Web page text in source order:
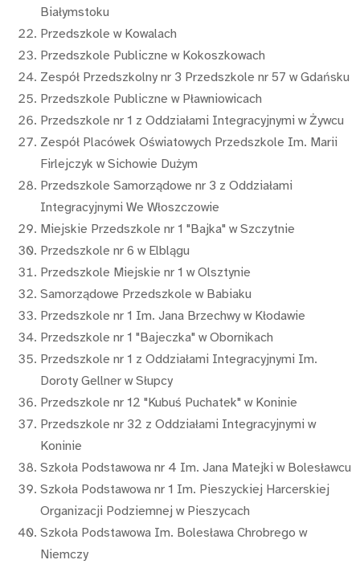
Białymstoku
Przedszkole w Kowalach
Przedszkole Publiczne w Kokoszkowach
Zespół Przedszkolny nr 3 Przedszkole nr 57 w Gdańsku
Przedszkole Publiczne w Pławniowicach
Przedszkole nr 1 z Oddziałami Integracyjnymi w Żywcu
Zespół Placówek Oświatowych Przedszkole Im. Marii
Firlejczyk w Sichowie Dużym
Przedszkole Samorządowe nr 3 z Oddziałami
Integracyjnymi We Włoszczowie
Miejskie Przedszkole nr 1 "Bajka" w Szczytnie
Przedszkole nr 6 w Elblągu
Przedszkole Miejskie nr 1 w Olsztynie
Samorządowe Przedszkole w Babiaku
Przedszkole nr 1 Im. Jana Brzechwy w Kłodawie
Przedszkole nr 1 "Bajeczka" w Obornikach
Przedszkole nr 1 z Oddziałami Integracyjnymi Im.
Doroty Gellner w Słupcy
Przedszkole nr 12 "Kubuś Puchatek" w Koninie
Przedszkole nr 32 z Oddziałami Integracyjnymi w
Koninie
Szkoła Podstawowa nr 4 Im. Jana Matejki w Bolesławcu
Szkoła Podstawowa nr 1 Im. Pieszyckiej Harcerskiej
Organizacji Podziemnej w Pieszycach
Szkoła Podstawowa Im. Bolesława Chrobrego w
Niemczy